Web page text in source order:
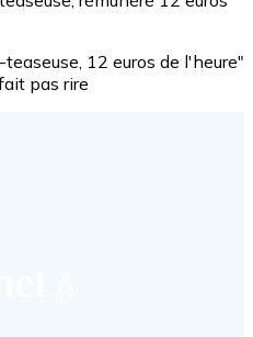
12 euros de l'heure"
pas rire